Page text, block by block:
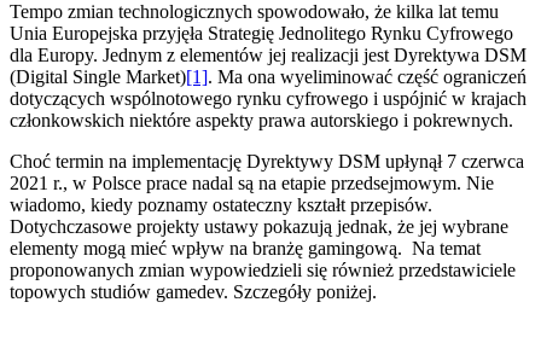
Tempo zmian technologicznych spowodowało, że kilka lat temu
Unia Europejska przyjęła Strategię Jednolitego Rynku Cyfrowego
dla Europy. Jednym z elementów jej realizacji jest Dyrektywa DSM
(Digital Single Market)[1]. Ma ona wyeliminować część ograniczeń
dotyczących wspólnotowego rynku cyfrowego i uspójnić w krajach
członkowskich niektóre aspekty prawa autorskiego i pokrewnych.
Choć termin na implementację Dyrektywy DSM upłynął 7 czerwca
2021 r., w Polsce prace nadal są na etapie przedsejmowym. Nie
wiadomo, kiedy poznamy ostateczny kształt przepisów.
Dotychczasowe projekty ustawy pokazują jednak, że jej wybrane
elementy mogą mieć wpływ na branżę gamingową. Na temat
proponowanych zmian wypowiedzieli się również przedstawiciele
topowych studiów gamedev. Szczegóły poniżej.